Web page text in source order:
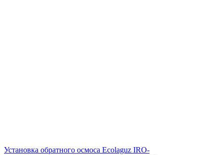
Установка обратного осмоса Ecolaguz IRO-